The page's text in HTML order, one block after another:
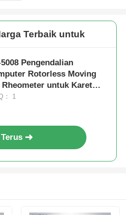
Terbaik untuk
Pengendalian
Rotorless Moving
Rheometer untuk Karet
Resolusi 0,01°C
： 1
Terus